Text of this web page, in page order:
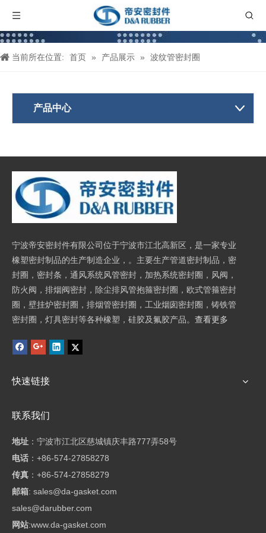
当前所在位置: 首页 » 产品展示 » 波纹管密封圈
产品中心
宁波帝安密封件有限公司位于宁波市江北高新区，是一家专业
橡塑密封制品的生产制造企业，。主要生产管道密封制品，密
封圈，密封条，通风系统风管密封，加热系统密封圈，风阀，
防火阀，排烟阀密封，除尘排风管抱箍密封圈，欧式管箍密封
圈，壁挂炉密封圈，排烟管密封圈，工业烟囱密封圈，铸铁管
密封圈，灯具密封等各种橡塑，硅胶及氟胶产品。 查看更多
快速链接
联系我们
地址 ： 宁波市江北区慈城镇庆丰路777弄58号
电话 ：+86-574-27858278
传真 ：+86-574-27858279
邮箱: sales@da-gasket.com
sales@darubber.com
网站:www.da-gasket.com